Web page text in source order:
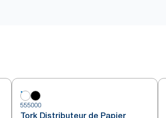
555000
Tork Distributeur de Papier